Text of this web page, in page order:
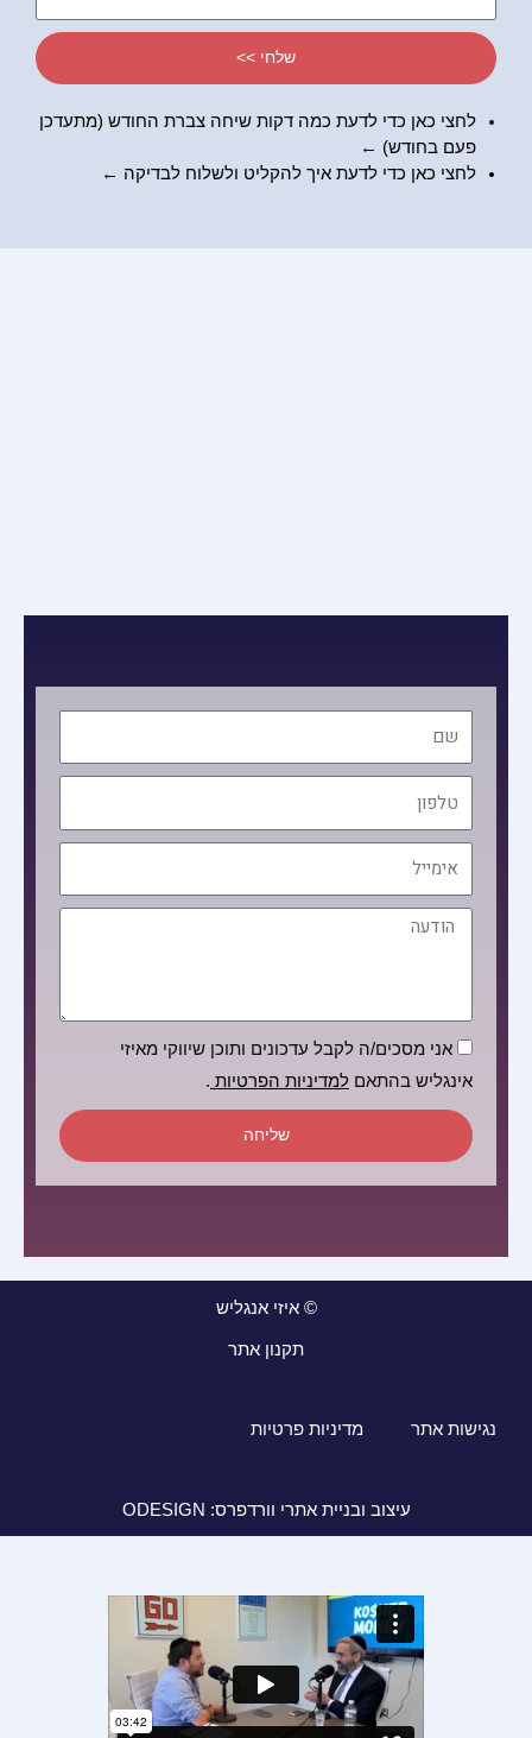
שלחי >>
לחצי כאן כדי לדעת כמה דקות שיחה צברת החודש (מתעדכן
פעם בחודש) ←
לחצי כאן כדי לדעת איך להקליט ולשלוח לבדיקה ←
טלפון
הודעה
הסכמה
אני מסכים/ה לקבל עדכונים ותוכן שיווקי מאיזי
אינגליש בהתאם למדיניות הפרטיות .
שליחה
© איזי אנגליש
תקנון אתר
נגישות אתר מדיניות פרטיות
עיצוב ובניית אתרי וורדפרס: ODESIGN